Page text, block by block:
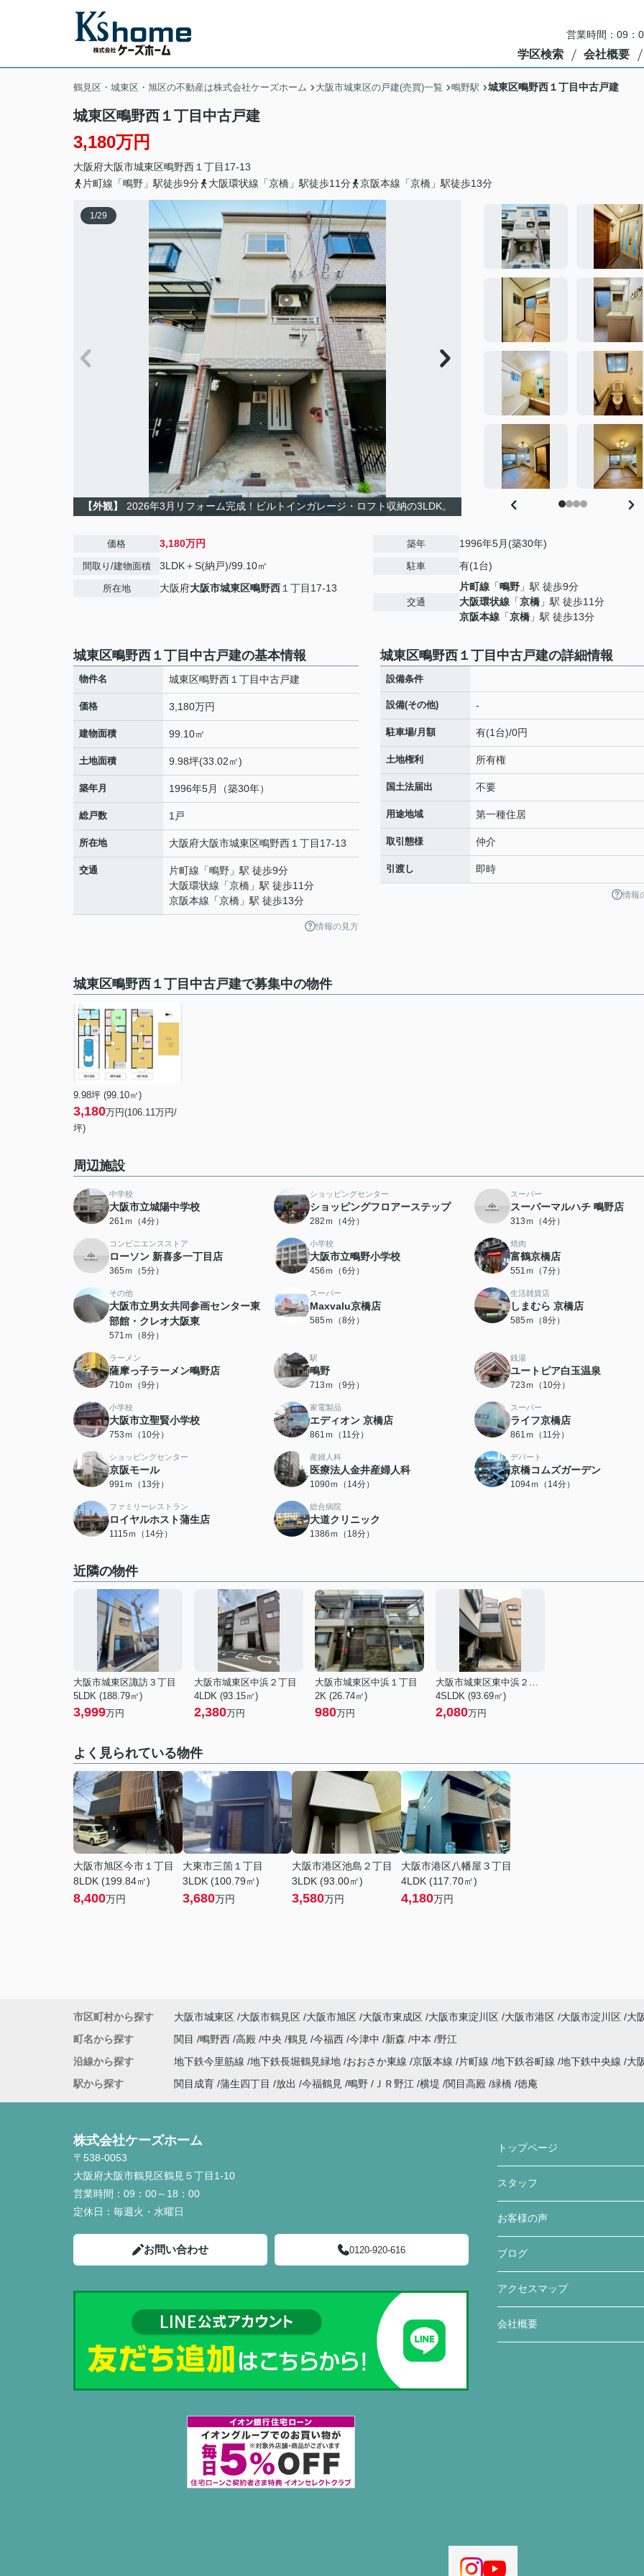
営業時間：09：
学区検索 会社概要
鶴見区・城東区・旭区の不動産は株式会社ケーズホーム 大阪市城東区の戸建(売買)一覧 鴫野駅 城東区鴫野西１丁目中古戸建
城東区鴫野西１丁目中古戸建
3,180万円
大阪府大阪市城東区鴫野西 １丁目17-13
片町線「鴫野」駅徒歩9分
大阪環状線「京橋」駅徒歩11分 京阪本線「京橋」駅徒歩13分
1/29
【外観】 2026年3月リフォーム完成！ビルトインガレージ・ロフト収納の3LDK。
価格 3,180万円
間取り/建物面積 3LDK＋S(納戸)/99.10㎡
所在地 大阪府大阪市城東区鴫野西 １丁目17-13
築年 1996年5月(築30年)
駐車 有(1台)
交通
片町線 「鴫野 」駅 徒歩9分
大阪環状線 「京橋 」駅 徒歩11分
京阪本線 「京橋 」駅 徒歩13分
城東区鴫野西１丁目中古戸建の基本情報
物件名 城東区鴫野西１丁目中古戸建
価格 3,180万円
建物面積 99.10㎡
土地面積 9.98坪(33.02㎡)
築年月 1996年5月（築30年）
総戸数 1戸
所在地 大阪府大阪市城東区鴫野西 １丁目17-13
交通 片町線 「鴫野 」駅 徒歩9分
大阪環状線 「京橋 」駅 徒歩11分
京阪本線 「京橋 」駅 徒歩13分
情報の見方
城東区鴫野西１丁目中古戸建の詳細情報
設備条件
設備(その他) -
駐車場/月額 有(1台)/0円
土地権利 所有権
国土法届出 不要
用途地域 第一種住居
取引態様 仲介
引渡し 即時
情報
城東区鴫野西１丁目中古戸建で募集中の物件
9.98坪 (99.10㎡)
3,180万円(106.11万円/
坪)
周辺施設
中学校
大阪市立城陽中学校
261ｍ（4分）
ショッピングセンター
ショッピングフロアーステップ
282ｍ（4分）
スーパー
スーパーマルハチ 鴫野店
313ｍ（4分）
コンビニエンスストア
ローソン 新喜多一丁目店
365ｍ（5分）
小学校
大阪市立鴫野小学校
456ｍ（6分）
焼肉
富鶴京橋店
551ｍ（7分）
その他
大阪市立男女共同参画センター東
部館・クレオ大阪東
571ｍ（8分）
スーパー
Maxvalu京橋店
585ｍ（8分）
生活雑貨店
しまむら 京橋店
585ｍ（8分）
ラーメン
薩摩っ子ラーメン鴫野店
710ｍ（9分）
駅
鴫野
713ｍ（9分）
銭湯
ユートピア白玉温泉
723ｍ（10分）
小学校
大阪市立聖賢小学校
753ｍ（10分）
家電製品
エディオン 京橋店
861ｍ（11分）
スーパー
ライフ京橋店
861ｍ（11分）
ショッピングセンター
京阪モール
991ｍ（13分）
産婦人科
医療法人金井産婦人科
1090ｍ（14分）
デパート
京橋コムズガーデン
1094ｍ（14分）
ファミリーレストラン
ロイヤルホスト蒲生店
1115ｍ（14分）
総合病院
大道クリニック
1386ｍ（18分）
近隣の物件
大阪市城東区諏訪３丁目
5LDK (188.79㎡)
3,999万円
大阪市城東区中浜２丁目
4LDK (93.15㎡)
2,380万円
大阪市城東区中浜１丁目
2K (26.74㎡)
980万円
大阪市城東区東中浜２丁目
4SLDK (93.69㎡)
2,080万円
よく見られている物件
大阪市旭区今市１丁目
8LDK (199.84㎡)
8,400万円
大東市三箇１丁目
3LDK (100.79㎡)
3,680万円
大阪市港区池島２丁目
3LDK (93.00㎡)
3,580万円
大阪市港区八幡屋３丁目
4LDK (117.70㎡)
4,180万円
市区町村から探す 大阪市城東区 大阪市鶴見区 大阪市旭区 大阪市東成区 大阪市東淀川区 大阪市港区 大阪市淀川区 大
町名から探す
関目 鴫野西 高殿 中央 鶴見 今福西 今津中 新森 中本
野江
沿線から探す
地下鉄今里筋線 地下鉄長堀鶴見緑地 おおさか東線 京阪本線 片町線 地下鉄谷町線 地下鉄中央線
大
駅から探す
関目成育 蒲生四丁目 放出 今福鶴見 鴫野 ＪＲ野江 横堤 関目高殿 緑橋 徳庵
株式会社ケーズホーム
〒538-0053
大阪府大阪市鶴見区鶴見５丁目1-10
営業時間： 09：00～18：00
定休日： 毎週火・水曜日
お問い合わせ 0120-920-616
トップページ
スタッフ
お客様の声
ブログ
アクセスマップ
会社概要